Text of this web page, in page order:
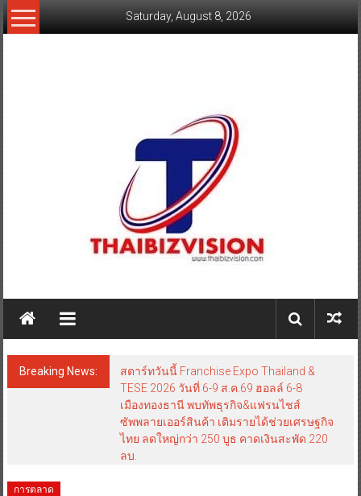
Skip
to
Saturday, August 8, 2026
Breaking News:
สตาร์ทวันนี้ Franchise Expo Thailand &
TESE 2026 วันที่ 6-9 ส.ค.69 ฮอลล์ 6-8
เมืองทองธานี พบทัพธุรกิจ&แฟรนไชส์
ซัพพลายเออร์สินค้า เติมรายได้ช่วยเศรษฐกิจ
ไทย ลดใหญ่กว่า 250 บูธ คาดเงินสะพัด 220
ลบ.
การตลาด